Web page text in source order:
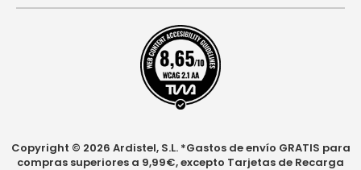
Copyright © 2026 Ardistel, S.L. *Gastos de envío GRATIS para
compras superiores a 9,99€, excepto Tarjetas de Recarga